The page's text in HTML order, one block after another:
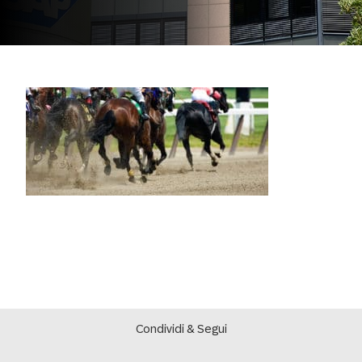
Condividi & Segui